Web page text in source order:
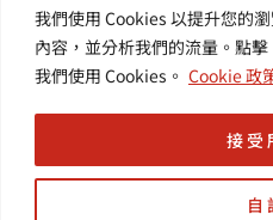
我們使用 Cookies 以提升您的
內容，並分析我們的流量。點
我們使用 Cookies。 Cookie 政
自
接受
Others /
Value-